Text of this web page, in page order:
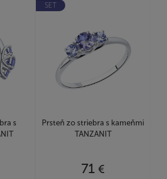
s
SET
Prsteň zo striebra s kameňmi
TANZANIT
71 €